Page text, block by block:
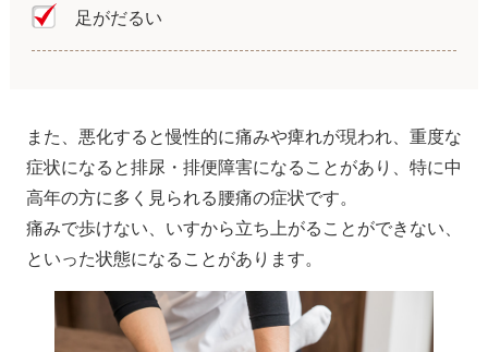
足がだるい
また、悪化すると慢性的に痛みや痺れが現われ、重度な
症状になると排尿・排便障害になることがあり、特に中
高年の方に多く見られる腰痛の症状です。
痛みで歩けない、いすから立ち上がることができない、
といった状態になることがあります。